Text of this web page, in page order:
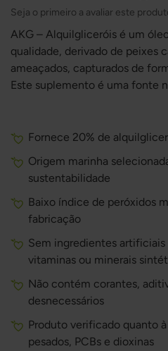
Seja o primeiro a avaliar este
AKG – Alquilgliceróis é um
qualidade, derivado de peixes
ameaçados, capturados de
Este suplemento é uma fonte
Fornece 20% de
Origem marinha
sustentabilidade
Baixo índice de peróxidos
fabricação
Sem ingredientes
vitaminas ou minerais
Não contém corantes,
desnecessários
Produto verificado quanto
pesados, PCBs e dioxinas